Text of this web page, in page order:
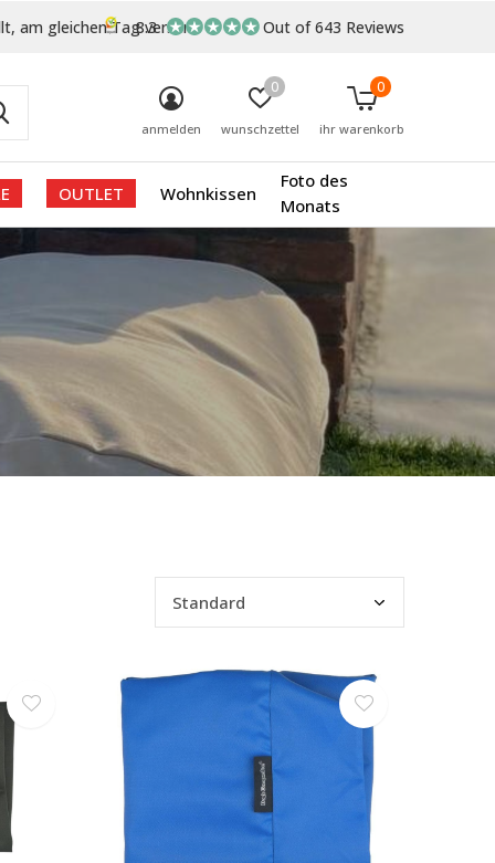
OUTLET Wohnkissen
Foto des
Monats
anmelden wunschzettel
0
ihr warenkorb
0
am gleichen Tag versand
8.3 Out of 643 Reviews